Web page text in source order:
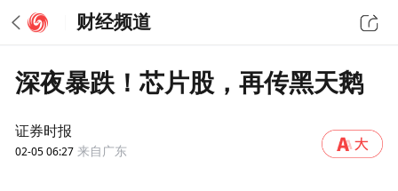
财经频道
深夜暴跌！芯片股，再传黑天鹅
证券时报
02-05 06:27 来自广东